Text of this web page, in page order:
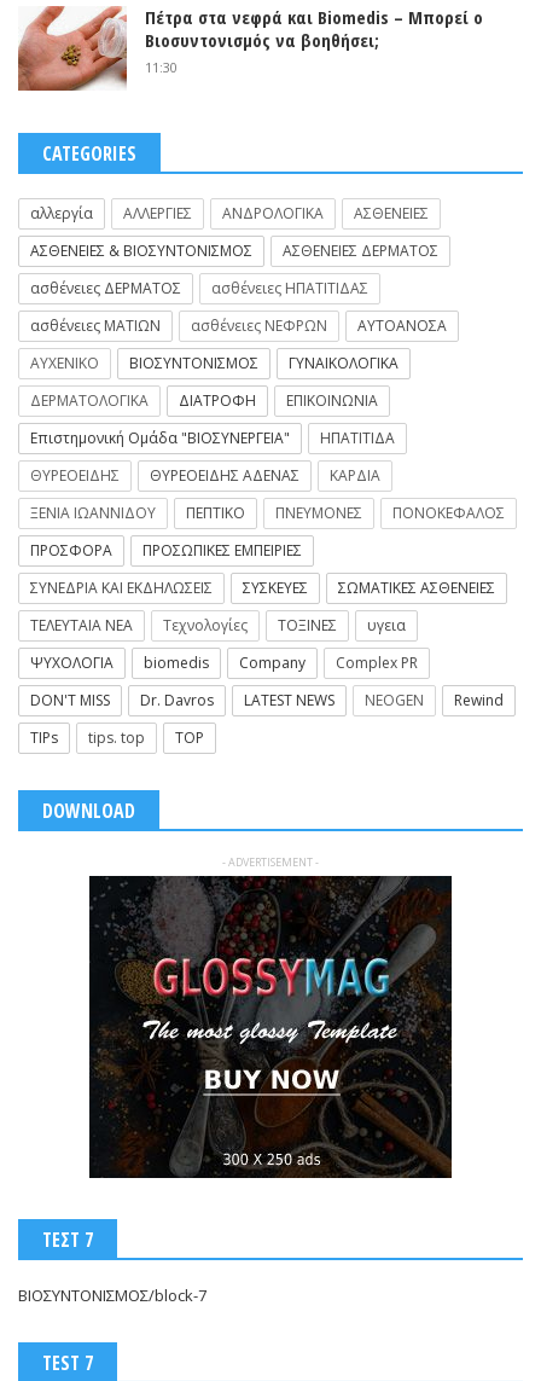
Πέτρα στα νεφρά και Biomedis – Μπορεί ο
Βιοσυντονισμός να βοηθήσει;
11:30
CATEGORIES
αλλεργία ΑΛΛΕΡΓΙΕΣ ΑΝΔΡΟΛΟΓΙΚΑ
ΑΣΘΕΝΕΙΕΣ
ΑΣΘΕΝΕΙΕΣ & ΒΙΟΣΥΝΤΟΝΙΣΜΟΣ
ΑΣΘΕΝΕΙΕΣ ΔΕΡΜΑΤΟΣ
ασθένειες ΔΕΡΜΑΤΟΣ
ασθένειες ΗΠΑΤΙΤΙΔΑΣ
ασθένειες ΜΑΤΙΩΝ
ασθένειες ΝΕΦΡΩΝ
ΑΥΤΟΑΝΟΣΑ
ΑΥΧΕΝΙΚΟ
ΒΙΟΣΥΝΤΟΝΙΣΜΟΣ
ΓΥΝΑΙΚΟΛΟΓΙΚΑ
ΔΕΡΜΑΤΟΛΟΓΙΚΑ
ΔΙΑΤΡΟΦΗ
ΕΠΙΚΟΙΝΩΝΙΑ
Επιστημονική Ομάδα "ΒΙΟΣΥΝΕΡΓΕΙΑ"
ΗΠΑΤΙΤΙΔΑ
ΘΥΡΕΟΕΙΔΗΣ
ΘΥΡΕΟΕΙΔΗΣ ΑΔΕΝΑΣ
ΚΑΡΔΙΑ
ΞΕΝΙΑ ΙΩΑΝΝΙΔΟΥ
ΠΕΠΤΙΚΟ ΠΝΕΥΜΟΝΕΣ
ΠΟΝΟΚΕΦΑΛΟΣ
ΠΡΟΣΦΟΡΑ
ΠΡΟΣΩΠΙΚΕΣ ΕΜΠΕΙΡΙΕΣ
ΣΥΝΕΔΡΙΑ ΚΑΙ ΕΚΔΗΛΩΣΕΙΣ
ΣΥΣΚΕΥΕΣ
ΣΩΜΑΤΙΚΕΣ ΑΣΘΕΝΕΙΕΣ
ΤΕΛΕΥΤΑΙΑ ΝΕΑ
Τεχνολογίες ΤΟΞΙΝΕΣ
υγεια
ΨΥΧΟΛΟΓΙΑ
biomedis Company
Complex PR
DON'T MISS
Dr. Davros LATEST NEWS NEOGEN
Rewind
TIPs
tips. top TOP
DOWNLOAD
- ADVERTISEMENT -
ΤΕΣΤ 7
ΒΙΟΣΥΝΤΟΝΙΣΜΟΣ/block-7
TEST 7